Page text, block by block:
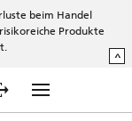
beim Handel
Produkte
^